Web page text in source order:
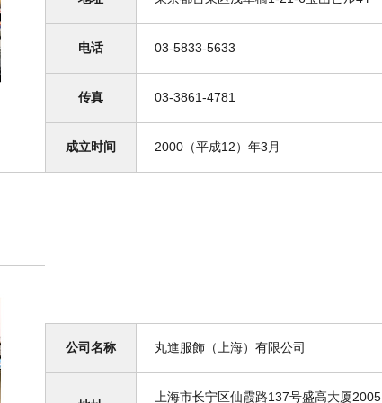
电话 03-5833-5633
传真 03-3861-4781
成立时间 2000（平成12）年3月
公司名称 丸進服飾（上海）有限公司
上海市长宁区仙霞路137号盛高大厦2005